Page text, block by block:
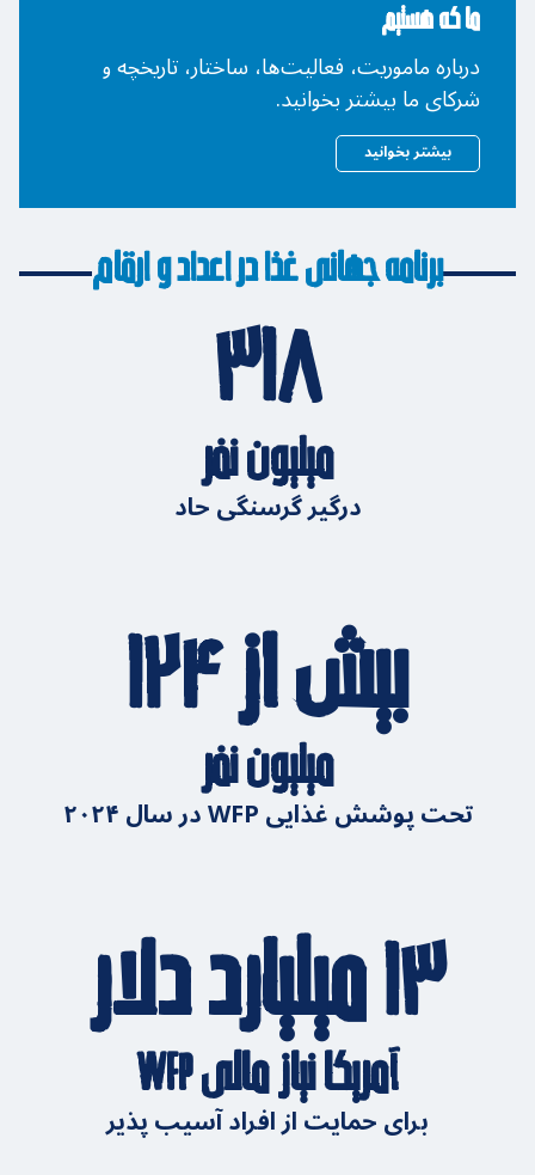
ما که هستیم
درباره ماموریت، فعالیت‌ها، ساختار، تاریخچه و
شرکای ما بیشتر بخوانید.
بیشتر بخوانید
برنامه جهانی غذا در اعداد و ارقام
۳۱۸
میلیون نفر
درگیر گرسنگی حاد
بیش از ۱۲۴
میلیون نفر
تحت پوشش غذایی WFP در سال ۲۰۲۴
۱۳ میلیارد دلار
آمریکا نیاز مالی WFP
برای حمایت از افراد آسیب پذیر